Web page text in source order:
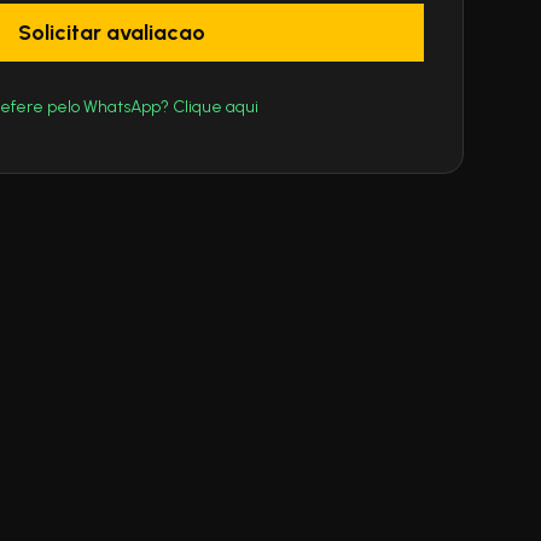
Solicitar avaliacao
pelo WhatsApp? Clique aqui